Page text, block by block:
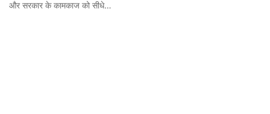
और सरकार के कामकाज को सीधे…